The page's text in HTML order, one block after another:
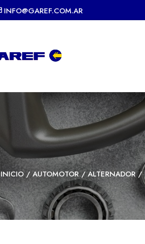
INFO@GAREF.COM.AR
INICIO/AUTOMOTOR/ALTERNADOR/